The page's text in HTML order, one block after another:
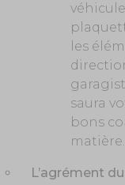
les
saura
bons
matière.
L’agrément